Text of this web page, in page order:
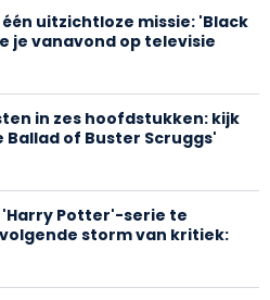
uitzichtloze missie: 'Black
je vanavond op televisie
in zes hoofdstukken: kijk
Ballad of Buster Scruggs'
'Harry Potter'-serie te
storm van kritiek: